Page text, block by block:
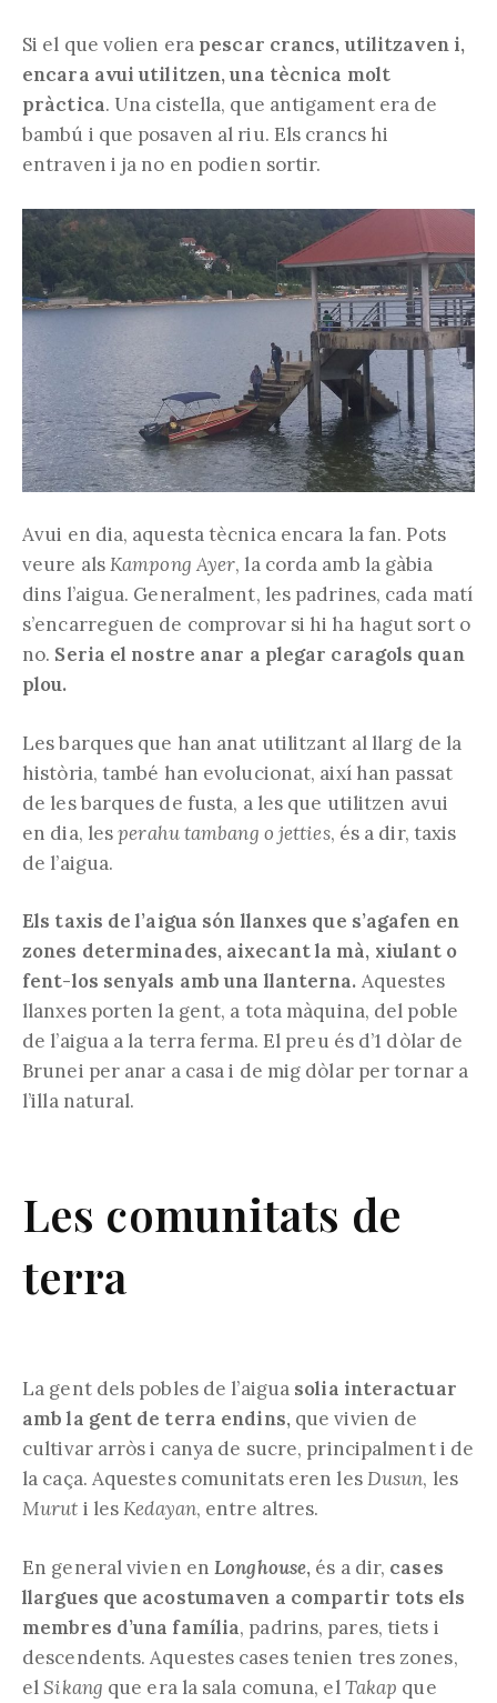
Si el que volien era pescar crancs, utilitzaven i,
encara avui utilitzen, una tècnica molt
pràctica. Una cistella, que antigament era de
bambú i que posaven al riu. Els crancs hi
entraven i ja no en podien sortir.
Avui en dia, aquesta tècnica encara la fan. Pots
veure alsKampong Ayer, la corda amb la gàbia
dins l’aigua. Generalment, les padrines, cada matí
s’encarreguen de comprovar si hi ha hagut sort o
no. Seria el nostre anar a plegar caragols quan
plou.
Les barques que han anat utilitzant al llarg de la
història, també han evolucionat, així han passat
de les barques de fusta, a les que utilitzen avui
en dia, lesperahu tambang o jetties, és a dir, taxis
de l’aigua.
Els taxis de l’aigua són llanxes que s’agafen en
zones determinades, aixecant la mà, xiulant o
fent-los senyals amb una llanterna. Aquestes
llanxes porten la gent, a tota màquina, del poble
de l’aigua a la terra ferma. El preu és d’1 dòlar de
Brunei per anar a casa i de mig dòlar per tornar a
l’illa natural.
Les comunitats de
terra
La gent dels pobles de l’aigua solia interactuar
amb la gent de terra endins,que vivien de
cultivar arròs i canya de sucre, principalment i de
la caça. Aquestes comunitats eren lesDusun, les
Murut i lesKedayan, entre altres.
En general vivien enLonghouse, és a dir, cases
llargues que acostumaven a compartir tots els
membres d’una família, padrins, pares, tiets i
descendents. Aquestes cases tenien tres zones,
elSikang que era la sala comuna, elTakap que